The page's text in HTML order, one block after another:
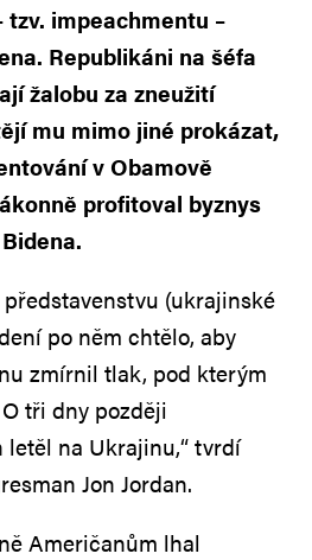
tzv. impeachmentu –
Republikáni na šéfa
žalobu za zneužití
mu mimo jiné prokázat,
v Obamově
profitoval byznys
(ukrajinské
po něm chtělo, aby
zmírnil tlak, pod kterým
tři dny později
na Ukrajinu,“ tvrdí
Jon Jordan.
Američanům lhal